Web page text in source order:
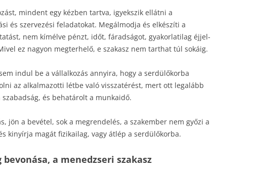
mindent egy kézben tartva, igyekszik ellátni a
és szervezési feladatokat. Megálmodja és elkészíti a
nem kímélve pénzt, időt, fáradságot, gyakorlatilag éjjel-
ez nagyon megterhelő, e szakasz nem tarthat túl sokáig.
indul be a vállalkozás annyira, hogy a serdülőkorba
az alkalmazotti létbe való visszatérést, mert ott legalább
és behatárolt a munkaidő.
jön a bevétel, sok a megrendelés, a szakember nem győzi a
kinyírja magát fizikailag, vagy átlép a serdülőkorba.
a menedzseri szakasz